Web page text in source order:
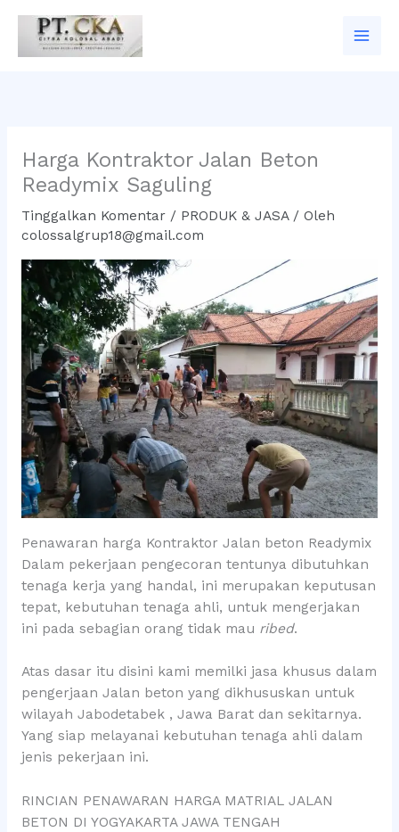
konten
Harga Kontraktor Jalan Beton
Readymix Saguling
Tinggalkan Komentar / PRODUK & JASA/ Oleh
colossalgrup18@gmail.com
Penawaran harga Kontraktor Jalan beton Readymix
Dalam pekerjaan pengecoran tentunya dibutuhkan
tenaga kerja yang handal, ini merupakan keputusan
tepat, kebutuhan tenaga ahli, untuk mengerjakan
ini pada sebagian orang tidak mau ribed.
Atas dasar itu disini kami memilki jasa khusus dalam
pengerjaan Jalan beton yang dikhususkan untuk
wilayah Jabodetabek , Jawa Barat dan sekitarnya.
Yang siap melayanai kebutuhan tenaga ahli dalam
jenis pekerjaan ini.
RINCIAN PENAWARAN HARGA MATRIAL JALAN
BETON DI YOGYAKARTA JAWA TENGAH